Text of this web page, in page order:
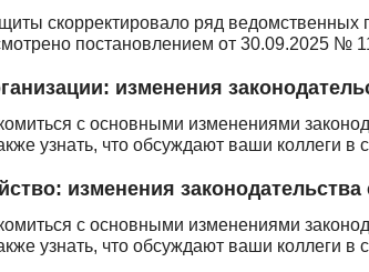
скорректировало ряд
постановлением от 30.09.2025 №
изменения
с основными изменениями
узнать, что обсуждают ваши коллеги
изменения
с основными изменениями
узнать, что обсуждают ваши коллеги